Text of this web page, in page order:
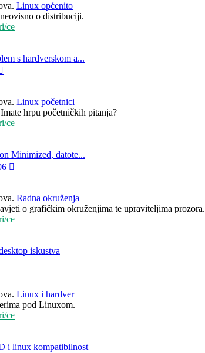
Linux općenito
o distribuciji.
ce
s hardverskom a...
Linux početnici
hrpu početničkih pitanja?
ce
Minimized, datote...
Radna okruženja
o grafičkim okruženjima te upraviteljima prozora.
ce
iskustva
Linux i hardver
pod Linuxom.
ce
i linux kompatibilnost